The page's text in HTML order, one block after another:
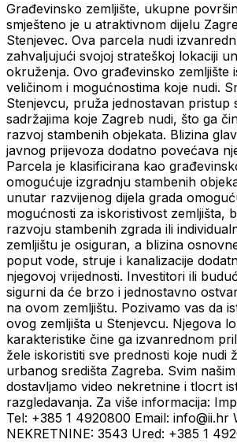
Građevinsko zemljište, ukupne
smješteno je u atraktivnom dijelu
Stenjevec. Ova parcela nudi
zahvaljujući svojoj strateškoj lokaciji
okruženja. Ovo građevinsko zemljište
veličinom i mogućnostima koje nudi.
Stenjevcu, pruža jednostavan pristup
sadržajima koje Zagreb nudi, što ga
razvoj stambenih objekata. Blizina
javnog prijevoza dodatno povećava
Parcela je klasificirana kao
omogućuje izgradnju stambenih
unutar razvijenog dijela grada
mogućnosti za iskoristivost zemljišta,
razvoju stambenih zgrada ili
zemljištu je osiguran, a blizina
poput vode, struje i kanalizacije
njegovoj vrijednosti. Investitori ili
sigurni da će brzo i jednostavno
na ovom zemljištu. Pozivamo vas da
ovog zemljišta u Stenjevcu. Njegova
karakteristike čine ga izvanrednom
žele iskoristiti sve prednosti koje nudi
urbanog središta Zagreba. Svim
dostavljamo video nekretnine i tlocrt
razgledavanja. Za više informacija:
Tel: +385 1 4920800 Email: info@ii.hr
NEKRETNINE: 3543 Ured: +385 1